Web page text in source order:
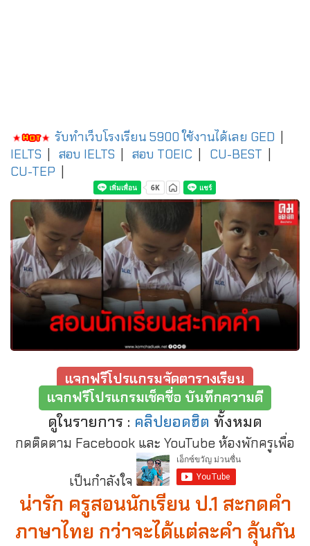
รับทำเว็บโรงเรียน 5900 ใช้งานได้เลย GED
IELTS
สอบ IELTS สอบ TOEIC CU-BEST
CU-TEP
แจกฟรีโปรแกรมจัดตารางเรียน
แจกฟรีโปรแกรมเช็คชื่อ บันทึกความดี
ดูในรายการ : คลิปยอดฮิต ทั้งหมด
กดติดตาม Facebook และ YouTube ห้องพักครูเพื่อ
เป็นกำลังใจ
น่ารัก ครูสอนนักเรียน ป.1 สะกดคำ
ภาษาไทย กว่าจะได้แต่ละคำ ลุ้นกัน